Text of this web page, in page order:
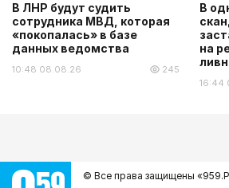
В ЛНР будут судить
сотрудника МВД, которая
«покопалась» в базе
данных ведомства
10:48 08.08.26 245
В
на
16:44
© Все права защищены